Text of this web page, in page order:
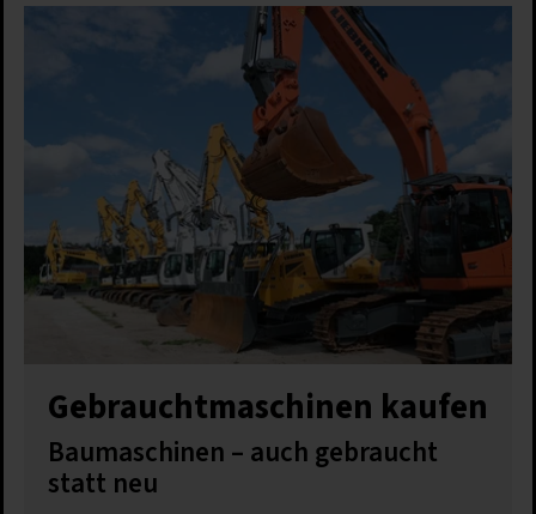
Gebrauchtmaschinen kaufen
Baumaschinen – auch gebraucht
statt neu